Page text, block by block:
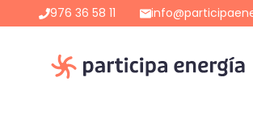
al
976 36 58 11